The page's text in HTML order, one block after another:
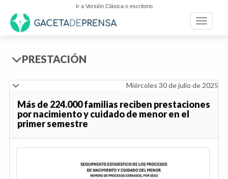
Ir a Versión Clásica o escritorio
Toggle
PRESTACIÓN
Miércoles 30 de julio de 2025
Más de 224.000 familias reciben prestaciones
por nacimiento y cuidado de menor en el
primer semestre